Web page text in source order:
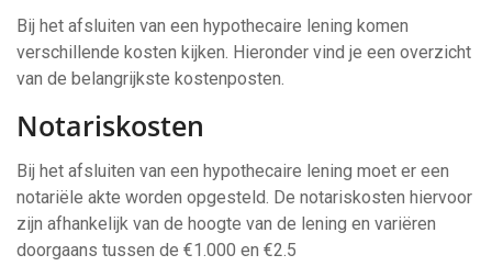
Bij het afsluiten van een hypothecaire lening komen
verschillende kosten kijken. Hieronder vind je een overzicht
van de belangrijkste kostenposten.
Notariskosten
Bij het afsluiten van een hypothecaire lening moet er een
notariële akte worden opgesteld. De notariskosten hiervoor
zijn afhankelijk van de hoogte van de lening en variëren
doorgaans tussen de €1.000 en €2.5